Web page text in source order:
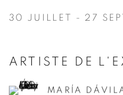
30 JUILLET - 27
ARTISTE DE
MARÍA